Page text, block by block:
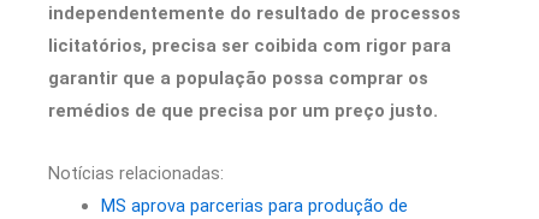
independentemente do resultado de processos
licitatórios, precisa ser coibida com rigor para
garantir que a população possa comprar os
remédios de que precisa por um preço justo.
Notícias relacionadas:
MS aprova parcerias para produção de